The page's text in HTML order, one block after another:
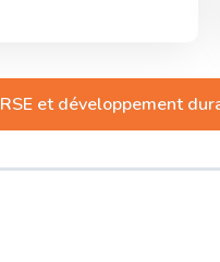
RSE et développement